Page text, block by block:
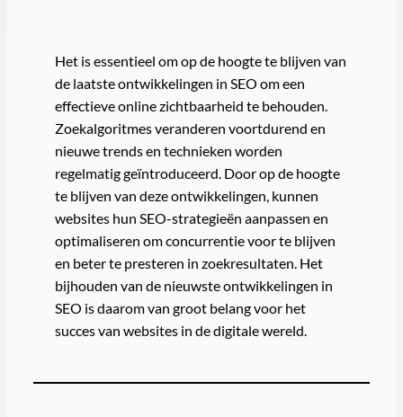
Het is essentieel om op de hoogte te blijven van
de laatste ontwikkelingen in SEO om een
effectieve online zichtbaarheid te behouden.
Zoekalgoritmes veranderen voortdurend en
nieuwe trends en technieken worden
regelmatig geïntroduceerd. Door op de hoogte
te blijven van deze ontwikkelingen, kunnen
websites hun SEO-strategieën aanpassen en
optimaliseren om concurrentie voor te blijven
en beter te presteren in zoekresultaten. Het
bijhouden van de nieuwste ontwikkelingen in
SEO is daarom van groot belang voor het
succes van websites in de digitale wereld.